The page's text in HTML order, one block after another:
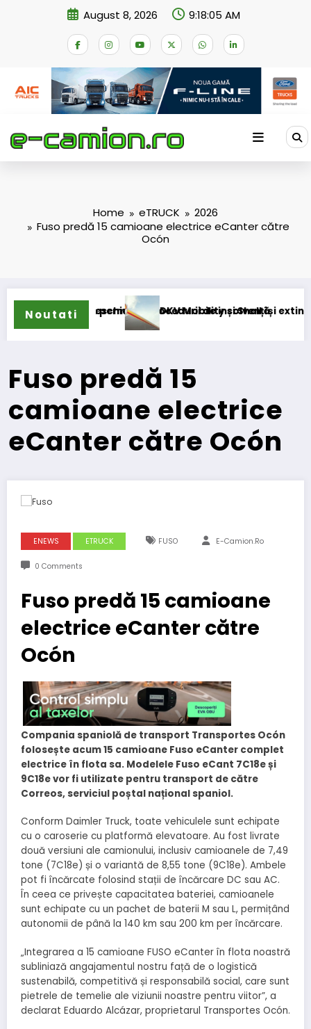
August 8, 2026 9:18:06 AM
Home eTRUCK
2026
Fuso predă 15 camioane electrice eCanter către
Ocón
Noutati
procedurii de insolvență
DKV Mobility și Shell își extind parteneriatul
Fuso predă 15
camioane electrice
eCanter către Ocón
ENEWS ETRUCK FUSO E-Camion.ro
0 Comments
Fuso predă 15 camioane
electrice eCanter către
Ocón
Compania spaniolă de transport Transportes Ocón
folosește acum 15 camioane Fuso eCanter complet
electrice în flota sa. Modelele Fuso eCant 7C18e și
9C18e vor fi utilizate pentru transport de către
Correos, serviciul poștal național spaniol.
Conform Daimler Truck, toate vehiculele sunt echipate
cu o caroserie cu platformă elevatoare. Au fost livrate
două versiuni ale camionului, inclusiv camioanele de 7,49
tone (7C18e) și o variantă de 8,55 tone (9C18e). Ambele
pot fi încărcate folosind stații de încărcare DC sau AC.
În ceea ce privește capacitatea bateriei, camioanele
sunt echipate cu un pachet de baterii M sau L, permițând
autonomii de până la 140 km sau 200 km per încărcare.
„Integrarea a 15 camioane FUSO eCanter în flota noastră
subliniază angajamentul nostru față de o logistică
sustenabilă, competitivă și responsabilă social, care sunt
pietrele de temelie ale viziunii noastre pentru viitor”, a
declarat Eduardo Alcázar, proprietarul Transportes Ocón.